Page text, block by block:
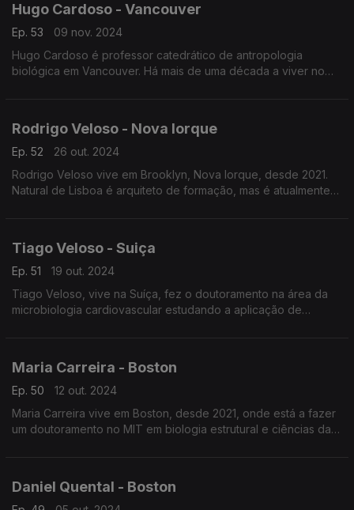
Hugo Cardoso - Vancouver
Ep. 53
09 nov. 2024
Hugo Cardoso é professor catedrático de antropologia
biológica em Vancouver. Há mais de uma década a viver no
Rodrigo Veloso - Nova Iorque
Ep. 52
26 out. 2024
Rodrigo Veloso vive em Brooklyn, Nova Iorque, desde 2021.
Natural de Lisboa é arquiteto de formação, mas é atualmente
Tiago Veloso - Suiça
Ep. 51
19 out. 2024
Tiago Veloso, vive na Suíça, fez o doutoramento na área da
microbiologia cardiovascular estudando a aplicação de
Maria Carreira - Boston
Ep. 50
12 out. 2024
Maria Carreira vive em Boston, desde 2021, onde está a fazer
um doutoramento no MIT em biologia estrutural e ciências da
Daniel Quental - Boston